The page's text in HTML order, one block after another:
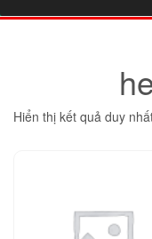
Hiển thị kết quả duy